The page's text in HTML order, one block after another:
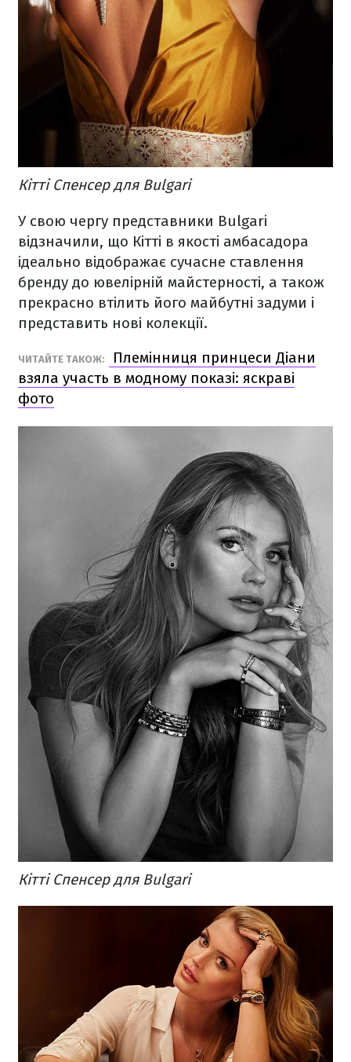
Кітті Спенсер для Bulgari
У свою чергу представники Bulgari
відзначили, що Кітті в якості амбасадора
ідеально відображає сучасне ставлення
бренду до ювелірній майстерності, а також
прекрасно втілить його майбутні задуми і
представить нові колекції.
ЧИТАЙТЕ ТАКОЖ:
Племінниця принцеси Діани
взяла участь в модному показі: яскраві
фото
Кітті Спенсер для Bulgari